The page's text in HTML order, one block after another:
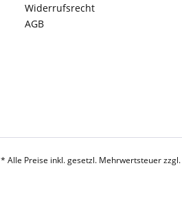
Widerrufsrecht
AGB
* Alle Preise inkl. gesetzl. Mehrwertsteuer zzgl.